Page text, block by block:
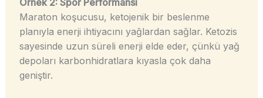
Örnek 2: Spor Performansı
Maraton koşucusu, ketojenik bir beslenme
planıyla enerji ihtiyacını yağlardan sağlar. Ketozis
sayesinde uzun süreli enerji elde eder, çünkü yağ
depoları karbonhidratlara kıyasla çok daha
geniştir.